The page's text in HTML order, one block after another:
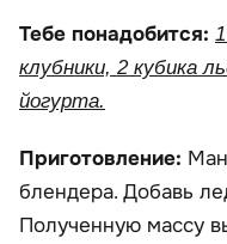
Тебе понадобится:
клубники, 2 кубика
йогурта.
Приготовление:
блендера. Добавь
Полученную массу